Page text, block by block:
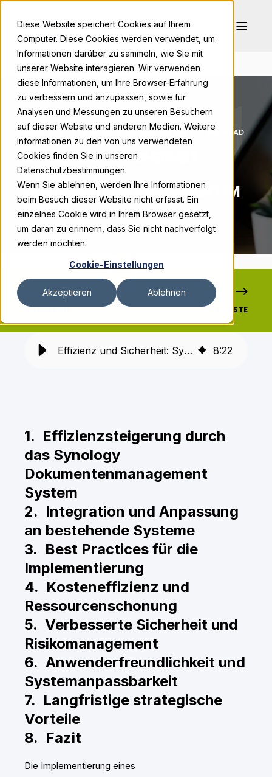
Diese Website speichert Cookies auf Ihrem
Computer. Diese Cookies werden verwendet, um
Informationen darüber zu sammeln, wie Sie mit
unserer Website interagieren. Wir verwenden
diese Informationen, um Ihre Browser-Erfahrung
zu verbessern und anzupassen, sowie für
Analysen und Messungen zu unseren Besuchern
auf dieser Website und anderen Medien. Weitere
Informationen zu den von uns verwendeten
Cookies finden Sie in unseren
Datenschutzbestimmungen.
Wenn Sie ablehnen, werden Ihre Informationen
beim Besuch dieser Website nicht erfasst. Ein
einzelnes Cookie wird in Ihrem Browser gesetzt,
um daran zu erinnern, dass Sie nicht nachverfolgt
werden möchten.
Cookie-Einstellungen
Akzeptieren Ablehnen
BONPAGO JUN 25, 2025, 9:00:00 AM 4 MIN READ
EFFIZIENZ UND SICHERHEIT:
SYNOLOGY
DOKUMENTENMANAGEMENT IM
FOKUS
VORHERIGE NÄCHSTE
Effizienz und Sicherheit: Synology Dokumentenmanagement im Fokus 8:22
1. Effizienzsteigerung durch
das Synology
Dokumentenmanagement
System
2. Integration und Anpassung
an bestehende Systeme
3. Best Practices für die
Implementierung
4. Kosteneffizienz und
Ressourcenschonung
5. Verbesserte Sicherheit und
Risikomanagement
6. Anwenderfreundlichkeit und
Systemanpassbarkeit
7. Langfristige strategische
Vorteile
8. Fazit
Die Implementierung eines